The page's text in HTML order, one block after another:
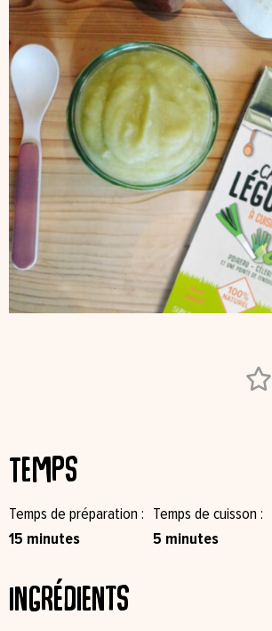

Temps
Temps de préparation
15 minutes
Temps de cuisson
5 minutes
Ingrédients